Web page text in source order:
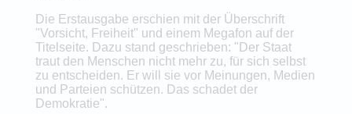
Die Erstausgabe erschien mit der Überschrift
"Vorsicht, Freiheit" und einem Megafon auf der
Titelseite. Dazu stand geschrieben: "Der Staat
traut den Menschen nicht mehr zu, für sich selbst
zu entscheiden. Er will sie vor Meinungen, Medien
und Parteien schützen. Das schadet der
Demokratie".